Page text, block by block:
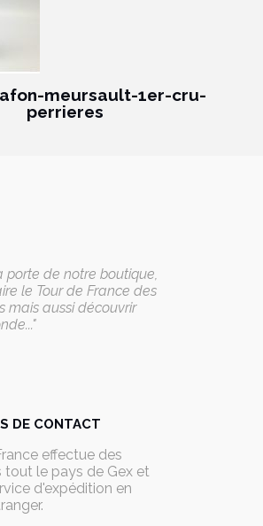
meursault-1er-cru-
perrieres
porte de notre boutique,
le Tour de France des
mais aussi découvrir
DE CONTACT
effectue des
tout le pays de Gex et
d'expédition en